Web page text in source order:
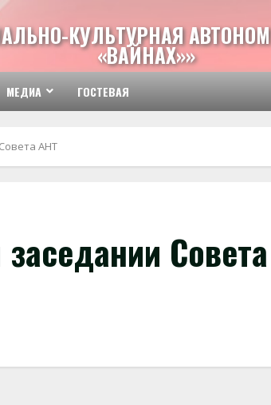
КУЛЬТУРНАЯ
«ВАЙНАХ»»
МЕДИА ГОСТЕВАЯ
АНТ
Совета